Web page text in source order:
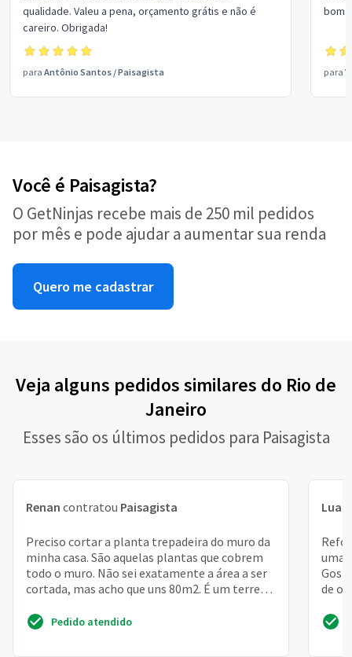
qualidade. Valeu a pena, orçamento grátis e não é
careiro. Obrigada!
para Antônio Santos /Paisagista
bom
para
Você é Paisagista?
O GetNinjas recebe mais de 250 mil pedidos
por mês e pode ajudar a aumentar sua renda
Quero me cadastrar
Veja alguns pedidos similares do Rio de
Janeiro
Esses são os últimos pedidos para Paisagista
Renan contratou Paisagista
Preciso cortar a planta trepadeira do muro da
minha casa. São aquelas plantas que cobrem
todo o muro. Não sei exatamente a área a ser
cortada, mas acho que uns 80m2. É um terreno
Pedido atendido
Luan
uma
de